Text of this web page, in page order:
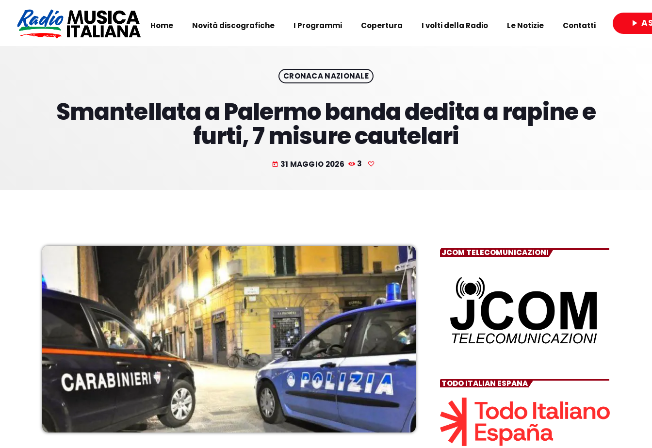
Home Novità discografiche I Programmi Copertura I volti della Radio Le Notizie Contatti play_arrow
CRONACA NAZIONALE
Smantellata a Palermo banda dedita a rapine e
furti, 7 misure cautelari
today 31 MAGGIO 2026 3
JCOM TELECOMUNICAZIONI
TODO ITALIAN ESPANA